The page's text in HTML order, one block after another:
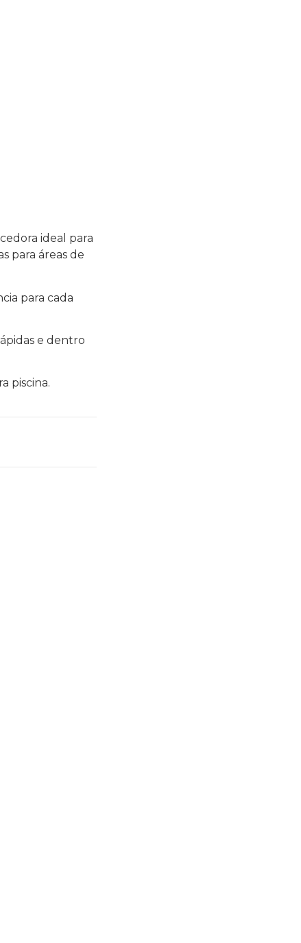
ideal para
para áreas de
para cada
e dentro
piscina.